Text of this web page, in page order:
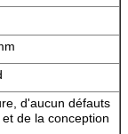
d'aucun défauts
de la conception